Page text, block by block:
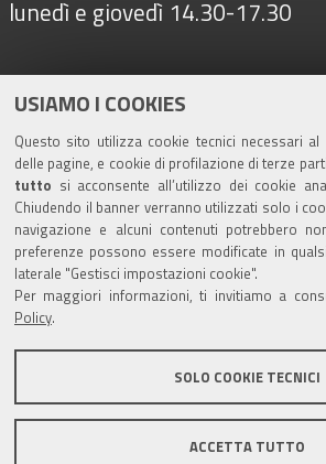
USIAMO I COOKIES
Questo sito utilizza cookie tecnici necessari
delle pagine, e cookie di profilazione di terze
tutto si acconsente all’utilizzo dei cookie
Chiudendo il banner verranno utilizzati solo i
navigazione e alcuni contenuti potrebbero
preferenze possono essere modificate in
laterale "Gestisci impostazioni cookie".
Per maggiori informazioni, ti invitiamo a
Policy.
SOLO COOKIE TECNICI
ACCETTA TUTTO
lunedì e giovedì 14.30-17.30
Seguici su
Turismo
Riserva di Nirano
Castello di Spezzano
Iscriviti alla nostra newsletter
Comune di Fiorano Modenese,